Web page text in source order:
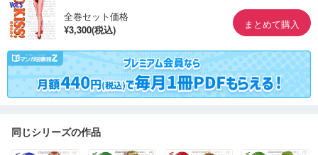
全巻セット価格
¥3,300(税込)
まとめて購入
同じシリーズの作品